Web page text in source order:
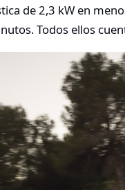
de 2,3 kW en
Todos ellos